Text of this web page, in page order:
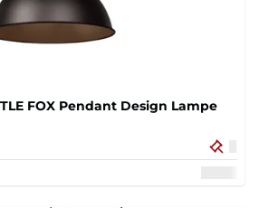
FOX Pendant Design Lampe